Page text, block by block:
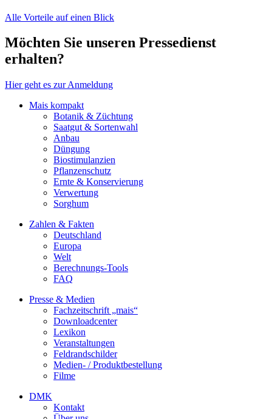
Alle Vorteile auf einen Blick
Möchten Sie unseren Pressedienst
erhalten?
Hier geht es zur Anmeldung
Mais kompakt
Botanik & Züchtung
Saatgut & Sortenwahl
Anbau
Düngung
Biostimulanzien
Pflanzenschutz
Ernte & Konservierung
Verwertung
Sorghum
Zahlen & Fakten
Deutschland
Europa
Welt
Berechnungs-Tools
FAQ
Presse & Medien
Fachzeitschrift „mais“
Downloadcenter
Lexikon
Veranstaltungen
Feldrandschilder
Medien- / Produktbestellung
Filme
DMK
Kontakt